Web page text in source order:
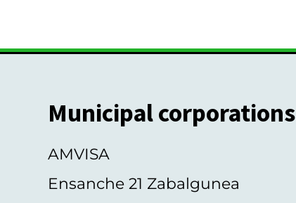
Municipal corporations
AMVISA
Ensanche 21 Zabalgunea